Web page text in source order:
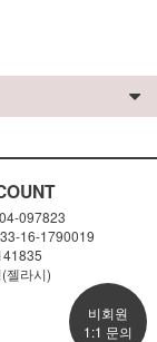
097823
16-1790019
젤라시)
비회원
1:1 문의